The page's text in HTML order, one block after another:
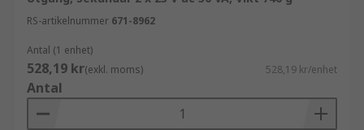
RS-artikelnummer 671-8962
Antal (1 enhet)
528,19 kr(exkl. moms) 528,19 kr/enhet
Antal